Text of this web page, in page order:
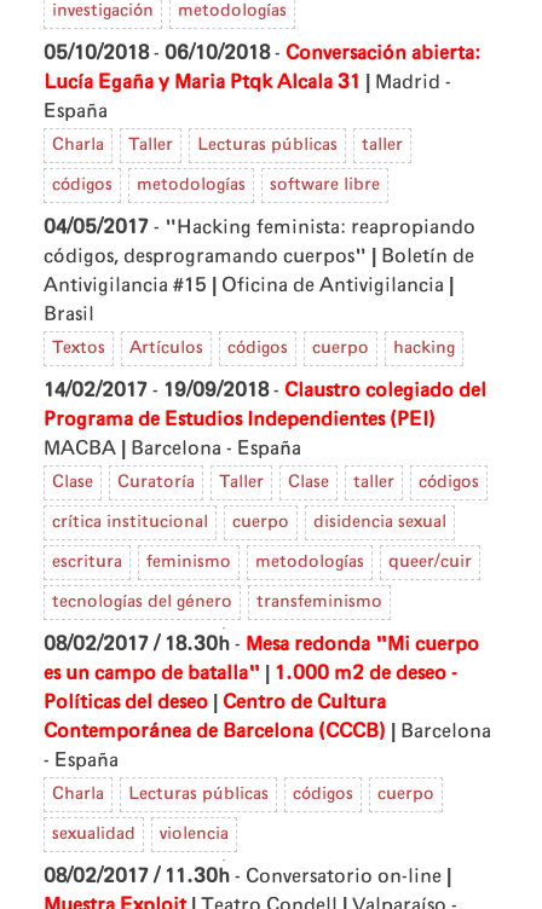
investigación metodologías
05/10/2018- 06/10/2018- Conversación abierta:
Lucía Egaña y Maria Ptqk Alcala 31
Madrid -
España
Charla Taller Lecturas públicas taller
códigos metodologías software libre
04/05/2017 - "Hacking feminista: reapropiando
códigos, desprogramando cuerpos"
Boletín de
Antivigilancia #15
Oficina de Antivigilancia
Brasil
Textos Artículos códigos cuerpo hacking
14/02/2017 - 19/09/2018- Claustro colegiado del
Programa de Estudios Independientes (PEI)
MACBA
Barcelona - España
Clase Curatoría Taller Clase taller códigos
crítica institucional cuerpo disidencia sexual
escritura feminismo metodologías queer/cuir
tecnologías del género transfeminismo
08/02/2017 / 18.30h - Mesa redonda "Mi cuerpo
es un campo de batalla"
1.000 m2 de deseo -
Políticas del deseo
Centro de Cultura
Contemporánea de Barcelona (CCCB)
Barcelona
- España
Charla Lecturas públicas códigos cuerpo
sexualidad violencia
08/02/2017 / 11.30h - Conversatorio on-line